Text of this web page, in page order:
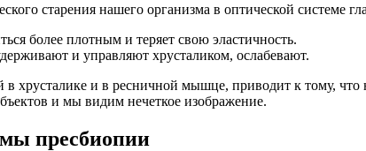
старения нашего организма в оптической системе
более плотным и теряет свою эластичность.
и управляют хрусталиком, ослабевают.
хрусталике и в ресничной мышце, приводит к тому, что
и мы видим нечеткое изображение.
пресбиопии